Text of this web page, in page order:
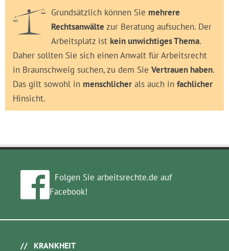
Grundsätzlich können Sie mehrere
Rechtsanwälte zur Beratung aufsuchen. Der
Arbeitsplatz ist kein unwichtiges Thema.
Daher sollten Sie sich einen Anwalt für Arbeitsrecht
in Braunschweig suchen, zu dem Sie Vertrauen haben.
Das gilt sowohl in menschlicher als auch in fachlicher
Hinsicht.
Folgen Sie arbeitsrechte.de auf
Facebook!
KRANKHEIT